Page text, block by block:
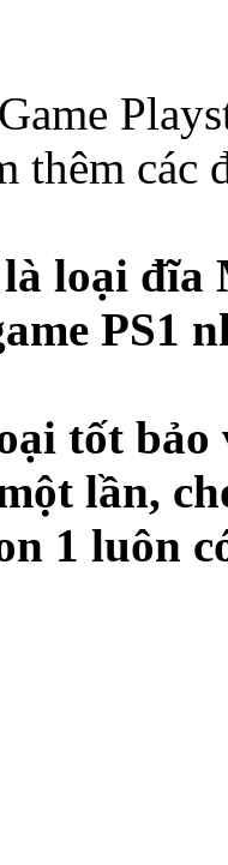
thêm các
loại
PS1
tốt bảo
lần,
1 luôn